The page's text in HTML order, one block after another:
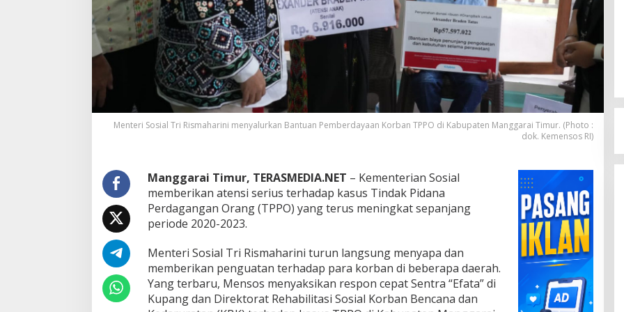
d
a
y
a
a
n
K
o
r
b
a
P
O
d
K
b
u
p
a
Menteri Sosial Tri Rismaharini menyalurkan Bantuan Pemberdayaan Korban TPPO di Kabupaten Manggarai Timur. (Photo :
dok. Kemensos RI)
Manggarai Timur, TERASMEDIA.NET – Kementerian Sosial
memberikan atensi serius terhadap kasus Tindak Pidana
Perdagangan Orang (TPPO) yang terus meningkat sepanjang
periode 2020-2023.
Menteri Sosial Tri Rismaharini turun langsung menyapa dan
memberikan penguatan terhadap para korban di beberapa daerah.
Yang terbaru, Mensos menyaksikan respon cepat Sentra “Efata” di
Kupang dan Direktorat Rehabilitasi Sosial Korban Bencana dan